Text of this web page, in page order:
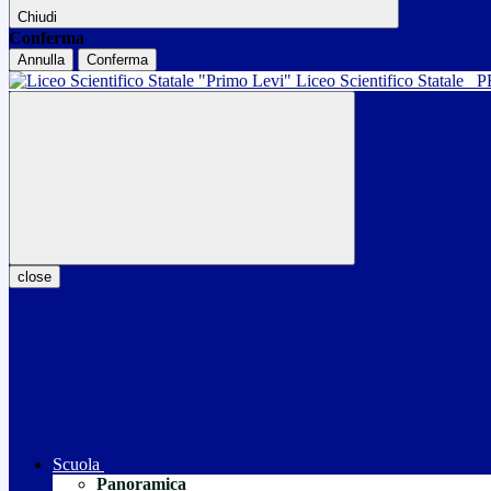
Chiudi
Conferma
Annulla Conferma
Liceo Scientifico Statale
close
Scuola
Panoramica